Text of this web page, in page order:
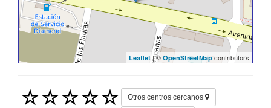
Leaflet | © OpenStreetMap contributors
Otros centros cercanos